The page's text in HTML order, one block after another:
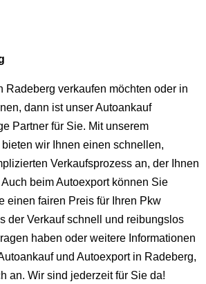
Radeberg verkaufen möchten oder in
dann ist unser Autoankauf
Partner für Sie. Mit unserem
wir Ihnen einen schnellen,
Verkaufsprozess an, der Ihnen
beim Autoexport können Sie
einen fairen Preis für Ihren Pkw
der Verkauf schnell und reibungslos
haben oder weitere Informationen
und Autoexport in Radeberg,
an. Wir sind jederzeit für Sie da!